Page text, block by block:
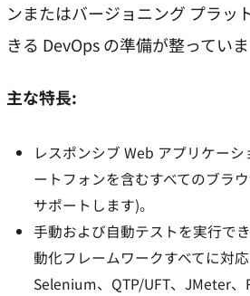
ンまたはバージョニング プラッ
きる DevOps の準備が整っていま
主な特長:
レスポンシブ Web アプリケー
ートフォンを含むすべてのブラ
サポートします)。
手動および自動テストを実行で
動化フレームワークすべてに対
Selenium、QTP/UFT、JMeter、